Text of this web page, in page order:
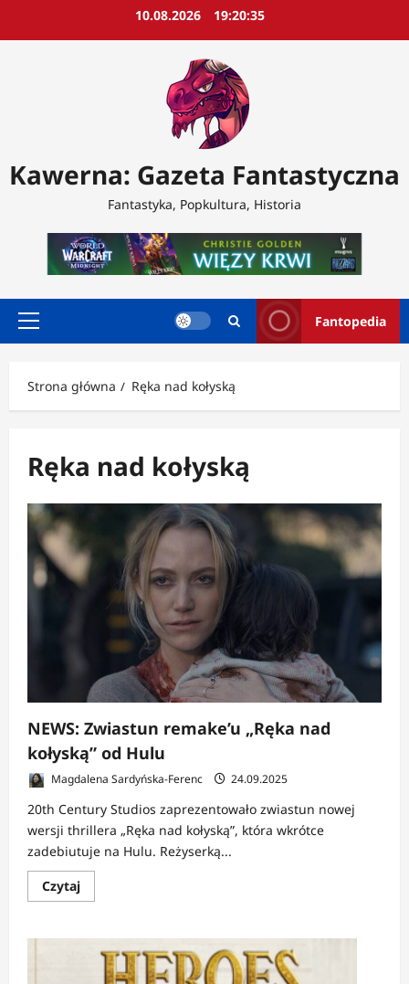
10.08.2026 19:20:37
Kawerna: Gazeta Fantastyczna
Fantastyka, Popkultura, Historia
Menu
Fantopedia
Strona główna Ręka nad kołyską
Ręka nad kołyską
NEWS: Zwiastun remake’u „Ręka nad
kołyską” od Hulu
Magdalena Sardyńska-Ferenc 24.09.2025
20th Century Studios zaprezentowało zwiastun nowej
wersji thrillera „Ręka nad kołyską”, która wkrótce
zadebiutuje na Hulu. Reżyserką...
CzytajDowiedz
się
NEWS:
Zwiastun
remake’u
„Ręka